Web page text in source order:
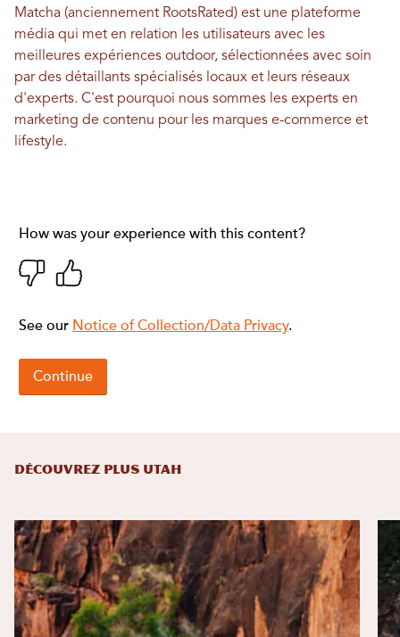
Matcha (anciennement RootsRated) est une plateforme
média qui met en relation les utilisateurs avec les
meilleures expériences outdoor, sélectionnées avec soin
par des détaillants spécialisés locaux et leurs réseaux
d'experts. C'est pourquoi nous sommes les experts en
marketing de contenu pour les marques e-commerce et
lifestyle.
DÉCOUVREZ PLUS UTAH